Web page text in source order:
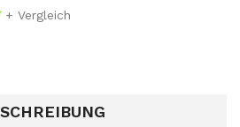
+ Vergleich